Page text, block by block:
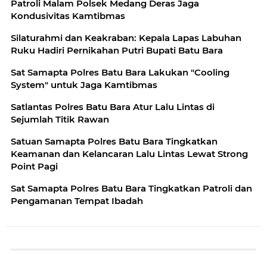
Patroli Malam Polsek Medang Deras Jaga
Kondusivitas Kamtibmas
Silaturahmi dan Keakraban: Kepala Lapas Labuhan
Ruku Hadiri Pernikahan Putri Bupati Batu Bara
Sat Samapta Polres Batu Bara Lakukan "Cooling
System" untuk Jaga Kamtibmas
Satlantas Polres Batu Bara Atur Lalu Lintas di
Sejumlah Titik Rawan
Satuan Samapta Polres Batu Bara Tingkatkan
Keamanan dan Kelancaran Lalu Lintas Lewat Strong
Point Pagi
Sat Samapta Polres Batu Bara Tingkatkan Patroli dan
Pengamanan Tempat Ibadah